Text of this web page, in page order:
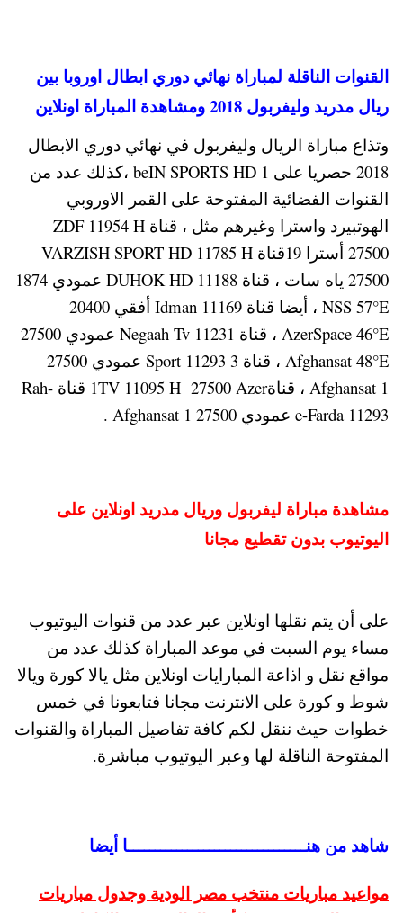
القنوات الناقلة لمباراة نهائي دوري ابطال اوروبا بين
ريال مدريد وليفربول 2018 ومشاهدة المباراة اونلاين
وتذاع مباراة الريال وليفربول في نهائي دوري الابطال
2018 حصريا على beIN SPORTS HD 1 ،كذلك عدد من
القنوات الفضائية المفتوحة على القمر الاوروبي
الهوتبيرد واسترا وغيرهم مثل ، قناة ZDF 11954 H
27500 أسترا 19قناة VARZISH SPORT HD 11785 H
27500 ياه سات ، قناة DUHOK HD 11188 عمودي 1874
NSS 57°E ، أيضا قناة Idman 11169 أفقي 20400
AzerSpace 46°E ، قناة Negaah Tv 11231 عمودي 27500
Afghansat 1 ، قناة1TV 11095 H 27500 Azer قناة Rah-
e-Farda 11293 عمودي 27500 Afghansat 1 .
مشاهدة مباراة ليفربول وريال مدريد اونلاين على
اليوتيوب بدون تقطيع مجانا
على أن يتم نقلها اونلاين عبر عدد من قنوات اليوتيوب
مساء يوم السبت في موعد المباراة كذلك عدد من
مواقع نقل و اذاعة المبارايات اونلاين مثل يالا كورة ويالا
شوط و كورة على الانترنت مجانا فتابعونا في خمس
خطوات حيث ننقل لكم كافة تفاصيل المباراة والقنوات
المفتوحة الناقلة لها وعبر اليوتيوب مباشرة.
شاهد من هنـــــــــــــــــــــــــــــــــا أيضا
مواعيد مباريات منتخب مصر الودية وجدول مباريات